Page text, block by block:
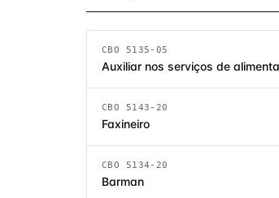
CBO 5135-05
Auxiliar nos serviços de
CBO 5143-20
Faxineiro
CBO 5134-20
Barman